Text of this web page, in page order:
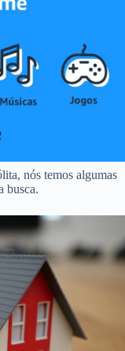
nós temos algumas
busca.